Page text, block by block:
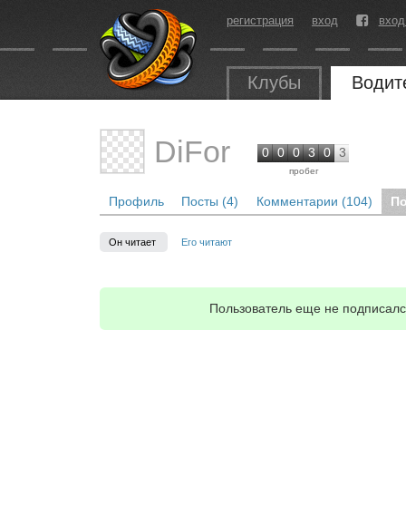
регистрация вход
Клубы
DiFor 0 0 0 3 0 3
пробег
Профиль Посты (4) Комментарии (104)
Он читает Его читают
Пользователь еще не